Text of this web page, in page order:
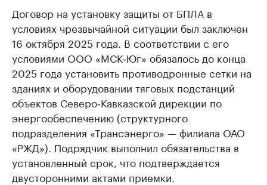
Договор на установку защиты от БПЛА в
условиях чрезвычайной ситуации был заключен
16 октября 2025 года. В соответствии с его
условиями ООО «МСК‑Юг» обязалось до конца
2025 года установить противодронные сетки на
зданиях и оборудовании тяговых подстанций
объектов Северо‑Кавказской дирекции по
энергообеспечению (структурного
подразделения «Трансэнерго» — филиала ОАО
«РЖД»). Подрядчик выполнил обязательства в
установленный срок, что подтверждается
двусторонними актами приемки.